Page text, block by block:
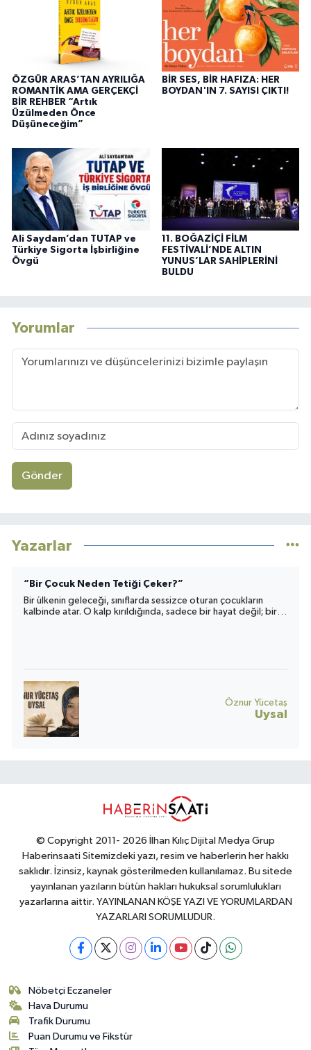
ÖZGÜR ARAS’TAN AYRILIĞA
ROMANTİK AMA GERÇEKÇİ
BİR REHBER “Artık
Üzülmeden Önce
Düşüneceğim”
BİR SES, BİR HAFIZA: HER
BOYDAN'IN 7. SAYISI ÇIKTI!
Ali Saydam’dan TUTAP ve
Türkiye Sigorta İşbirliğine
Övgü
11. BOĞAZİÇİ FİLM
FESTİVALİ’NDE ALTIN
YUNUS’LAR SAHİPLERİNİ
BULDU
Yorumlar
Gönder
Yazarlar
“Bir Çocuk Neden Tetiği Çeker?”
Bir ülkenin geleceği, sınıflarda sessizce oturan çocukların
kalbinde atar. O kalp kırıldığında, sadece bir hayat değil; bir
Öznur Yücetaş
Uysal
© Copyright 2011- 2026 İlhan Kılıç Dijital Medya Grup
Haberinsaati Sitemizdeki yazı, resim ve haberlerin her hakkı
saklıdır. İzinsiz, kaynak gösterilmeden kullanılamaz. Bu sitede
yayınlanan yazıların bütün hakları hukuksal sorumlulukları
yazarlarına aittir. YAYINLANAN KÖŞE YAZI VE YORUMLARDAN
YAZARLARI SORUMLUDUR.
Nöbetçi Eczaneler
Hava Durumu
Trafik Durumu
Puan Durumu ve Fikstür